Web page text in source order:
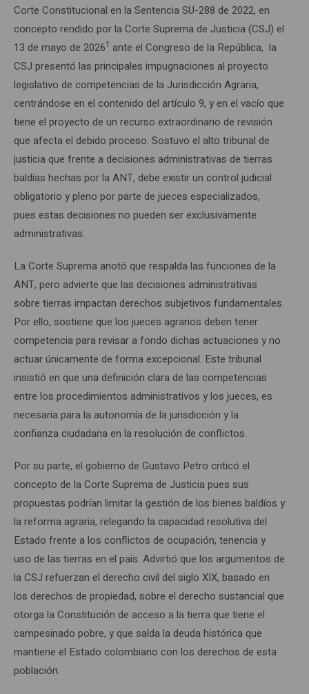
Corte Constitucional en la Sentencia SU-288 de 2022, en
concepto rendido por la Corte Suprema de Justicia (CSJ) el
13 de mayo de 20261 ante el Congreso de la República, la
CSJ presentó las principales impugnaciones al proyecto
legislativo de competencias de la Jurisdicción Agraria,
centrándose en el contenido del artículo 9, y en el vacío que
tiene el proyecto de un recurso extraordinario de revisión
que afecta el debido proceso. Sostuvo el alto tribunal de
justicia que frente a decisiones administrativas de tierras
baldías hechas por la ANT, debe existir un control judicial
obligatorio y pleno por parte de jueces especializados,
pues estas decisiones no pueden ser exclusivamente
administrativas.
La Corte Suprema anotó que respalda las funciones de la
ANT, pero advierte que las decisiones administrativas
sobre tierras impactan derechos subjetivos fundamentales.
Por ello, sostiene que los jueces agrarios deben tener
competencia para revisar a fondo dichas actuaciones y no
actuar únicamente de forma excepcional. Este tribunal
insistió en que una definición clara de las competencias
entre los procedimientos administrativos y los jueces, es
necesaria para la autonomía de la jurisdicción y la
confianza ciudadana en la resolución de conflictos.
Por su parte, el gobierno de Gustavo Petro criticó el
concepto de la Corte Suprema de Justicia pues sus
propuestas podrían limitar la gestión de los bienes baldíos y
la reforma agraria, relegando la capacidad resolutiva del
Estado frente a los conflictos de ocupación, tenencia y
uso de las tierras en el país. Advirtió que los argumentos de
la CSJ refuerzan el derecho civil del siglo XIX, basado en
los derechos de propiedad, sobre el derecho sustancial que
otorga la Constitución de acceso a la tierra que tiene el
campesinado pobre, y que salda la deuda histórica que
mantiene el Estado colombiano con los derechos de esta
población.